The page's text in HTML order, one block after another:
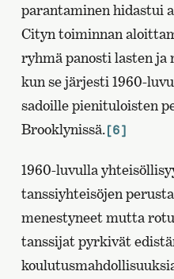
parantaminen hidastui
Cityn toiminnan
ryhmä panosti lasten ja
kun se järjesti 1960-
sadoille pienituloisten
Brooklynissä.[6]
1960-luvulla
tanssiyhteisöjen
menestyneet mutta
tanssijat pyrkivät